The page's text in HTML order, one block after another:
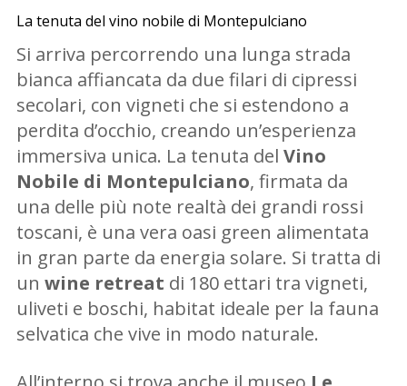
La tenuta del vino nobile di Montepulciano
Si arriva percorrendo una lunga strada
bianca affiancata da due filari di cipressi
secolari, con vigneti che si estendono a
perdita d’occhio, creando un’esperienza
immersiva unica. La tenuta del Vino
Nobile di Montepulciano, firmata da
una delle più note realtà dei grandi rossi
toscani, è una vera oasi green alimentata
in gran parte da energia solare. Si tratta di
un wine retreat di 180 ettari tra vigneti,
uliveti e boschi, habitat ideale per la fauna
selvatica che vive in modo naturale.